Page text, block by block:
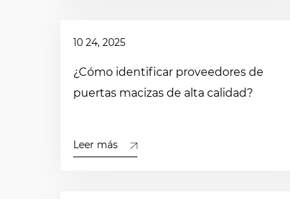
10 24, 2025
¿Cómo identificar proveedores de
puertas macizas de alta calidad?
Leer más